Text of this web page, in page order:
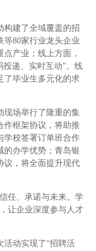
构建了全域覆盖的招
等80家行业龙头企业
产业；线上方面，
投递、实时互动”。线
了毕业生多元化的求
现场举行了隆重的集
作框架协议，将助推
学校签署订单班合作
的办学优势；青岛银
议，将全面提升现代
任、承诺与未来。学
让企业深度参与人才
活动实现了“招聘活